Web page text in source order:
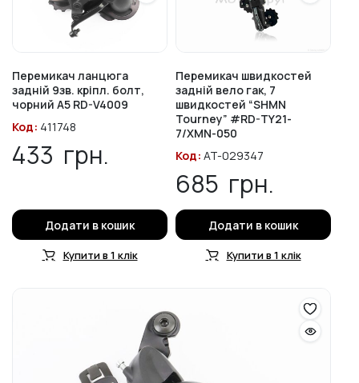
Перемикач ланцюга
задній 9зв. кріпл. болт,
чорний A5 RD-V4009
Код: 411748
433 грн.
Додати в кошик
Купити в 1 клік
Перемикач швидкостей
задній вело гак, 7
швидкостей “SHMN
Tourney” #RD-TY21-
7/XMN-050
Код: AT-029347
685 грн.
Додати в кошик
Купити в 1 клік